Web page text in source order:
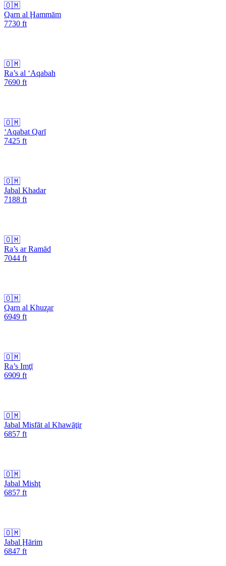
🇴🇲
Qarn al Ḩammām
7730 ft
🇴🇲
Ra’s al ‘Aqabah
7690 ft
🇴🇲
‘Aqabat Qarī
7425 ft
🇴🇲
Jabal Khadar
7188 ft
🇴🇲
Ra’s ar Ramād
7044 ft
🇴🇲
Qarn al Khuz̧ar
6949 ft
🇴🇲
Ra’s Imţī
6909 ft
🇴🇲
Jabal Misfāt al Khawāţir
6857 ft
🇴🇲
Jabal Mishţ
6857 ft
🇴🇲
Jabal Ḩārim
6847 ft